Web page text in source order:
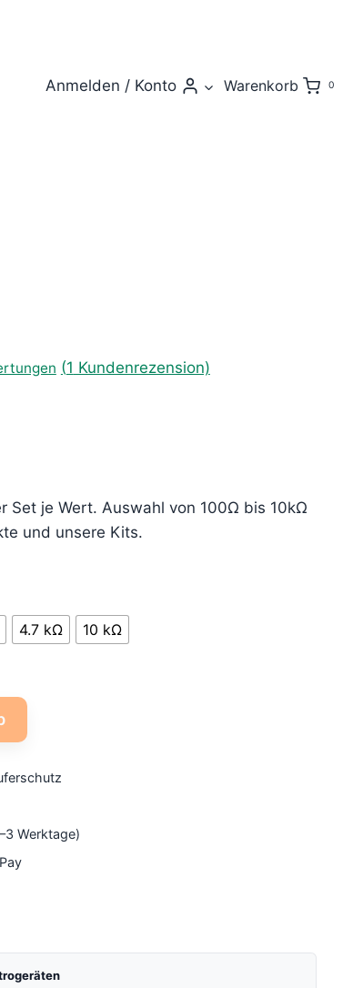
Anmelden / Konto Warenkorb 0
(1 Kundenrezension)
Set je Wert. Auswahl von 100Ω bis 10kΩ
und unsere Kits.
4.7 kΩ 10 kΩ
Werktage)